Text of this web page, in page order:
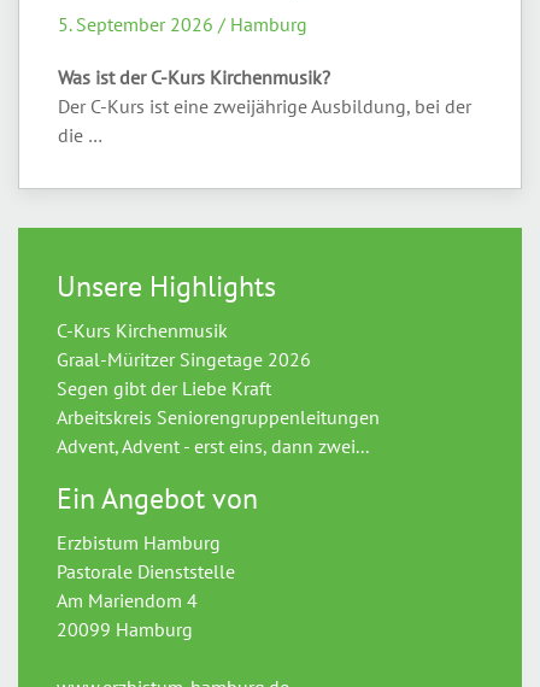
5. September 2026 / Hamburg
Was ist der C-Kurs Kirchenmusik?
Der C-Kurs ist eine zweijährige Ausbildung, bei der
die …
Unsere Highlights
C-Kurs Kirchenmusik
Graal-Müritzer Singetage 2026
Segen gibt der Liebe Kraft
Arbeitskreis Seniorengruppenleitungen
Advent, Advent - erst eins, dann zwei...
Ein Angebot von
Erzbistum Hamburg
Pastorale Dienststelle
Am Mariendom 4
20099 Hamburg